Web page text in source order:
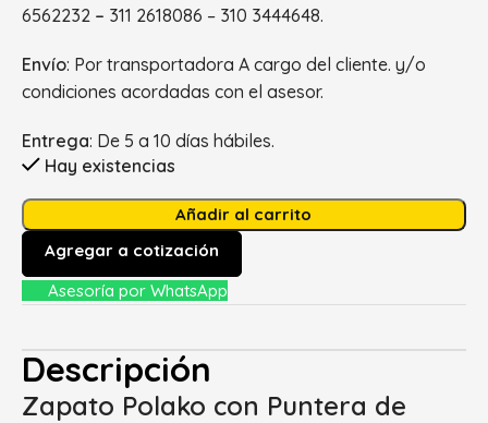
6562232 – 311 2618086 – 310 3444648.
Envío: Por transportadora A cargo del cliente. y/o
condiciones acordadas con el asesor.
Entrega: De 5 a 10 días hábiles.
Hay existencias
Añadir al carrito
Agregar a cotización
Asesoría por WhatsApp
Descripción
Zapato Polako con Puntera de